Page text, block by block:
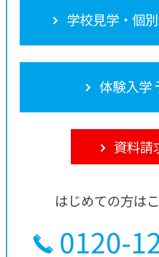
学校見学・個
体験入学
資料請
はじめての方は
0120-